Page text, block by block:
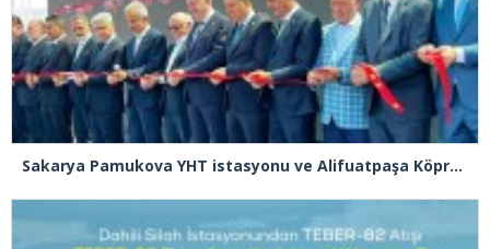
Sakarya Pamukova YHT istasyonu ve Alifuatpaşa Köprülü Kavşağı açılışı gerçekleşti